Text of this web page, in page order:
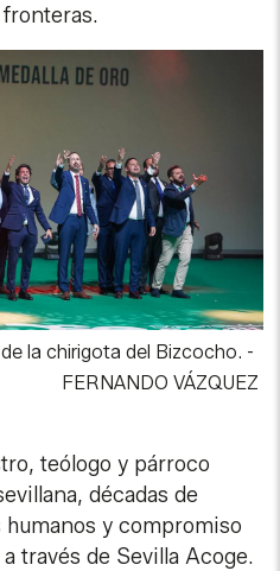
fronteras.
la chirigota del Bizcocho. -
FERNANDO VÁZQUEZ
teólogo y párroco
décadas de
y compromiso
través de Sevilla Acoge.